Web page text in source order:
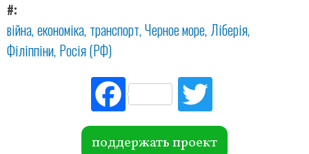
#
війна економіка транспорт Черное море Ліберія
Філіппіни Росія (РФ)
Fac
ebo
ok r
поддержать проект